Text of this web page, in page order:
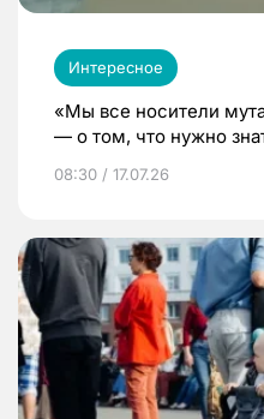
Интересное
«Мы все носители
— о том, что нужно
08:30 / 17.07.26